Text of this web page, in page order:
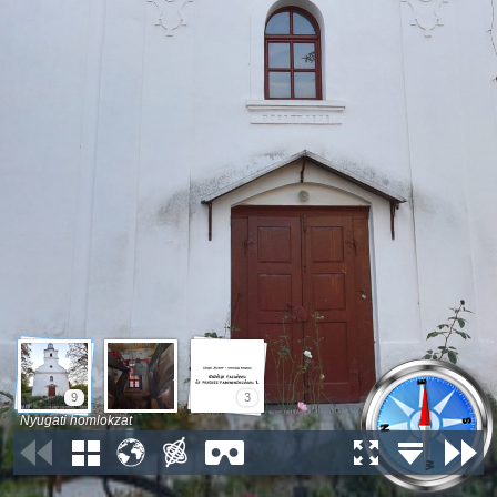
9 3
Nyugati homlokzat